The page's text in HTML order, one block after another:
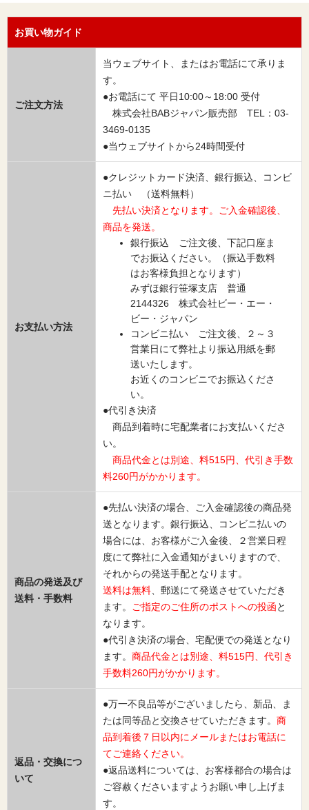
お買い物ガイド
ご注文方法
当ウェブサイト、またはお電話にて承りま
す。
●お電話にて 平日10:00～18:00 受付
株式会社BABジャパン販売部 TEL：03-
3469-0135
●当ウェブサイトから24時間受付
お支払い方法
●クレジットカード決済、銀行振込、コンビ
ニ払い （送料無料）
先払い決済となります。ご入金確認後、
商品を発送。
銀行振込 ご注文後、下記口座ま
でお振込ください。（振込手数料
はお客様負担となります）
みずほ銀行笹塚支店 普通
2144326 株式会社ビー・エー・
ビー・ジャパン
コンビニ払い ご注文後、２～３
営業日にて弊社より振込用紙を郵
送いたします。
お近くのコンビニでお振込くださ
い。
●代引き決済
商品到着時に宅配業者にお支払いくださ
い。
商品代金とは別途、料515円、代引き手数
料260円がかかります。
商品の発送及び
送料・手数料
●先払い決済の場合、ご入金確認後の商品発
送となります。銀行振込、コンビニ払いの
場合には、お客様がご入金後、２営業日程
度にて弊社に入金通知がまいりますので、
それからの発送手配となります。
送料は無料 、郵送にて発送させていただき
ます。
ご指定のご住所のポストへの投函と
なります。
●代引き決済の場合、宅配便での発送となり
ます。 商品代金とは別途、料515円、代引き
手数料260円がかかります。
返品・交換につ
いて
●万一不良品等がございましたら、新品、ま
たは同等品と交換させていただきます。 商
品到着後７日以内にメールまたはお電話に
てご連絡ください。
●返品送料については、お客様都合の場合は
ご容赦くださいますようお願い申し上げま
す。